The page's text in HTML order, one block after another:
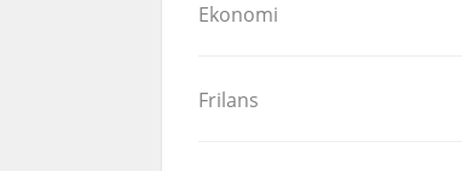
Ekonomi
Frilans